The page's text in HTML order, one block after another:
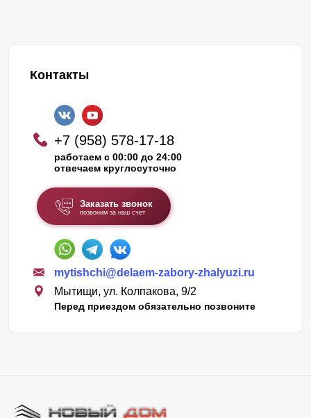
Контакты
+7 (958) 578-17-18
работаем с 00:00 до 24:00
отвечаем круглосуточно
Заказать звонок
позвоним за наш счет
mytishchi@delaem-zabory-zhalyuzi.ru
Мытищи, ул. Колпакова, 9/2
Перед приездом обязательно позвоните